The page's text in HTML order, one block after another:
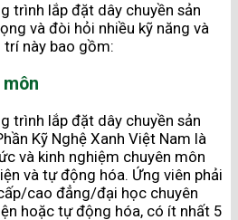
trình lắp đặt dây chuyền sản
và đòi hỏi nhiều kỹ năng và
trí này bao gồm:
trình lắp đặt dây chuyền sản
Kỹ Nghệ Xanh Việt Nam là
và kinh nghiệm chuyên môn
và tự động hóa. Ứng viên phải
cao đẳng/đại học chuyên
hoặc tự động hóa, có ít nhất 5